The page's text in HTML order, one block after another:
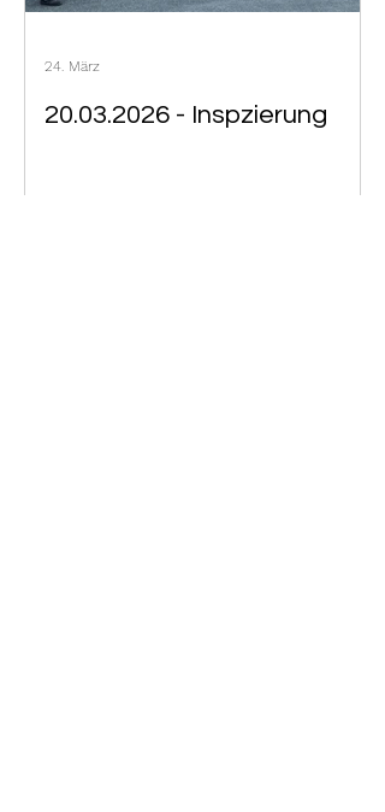
20.03.2026 - Inspzierung
24. März